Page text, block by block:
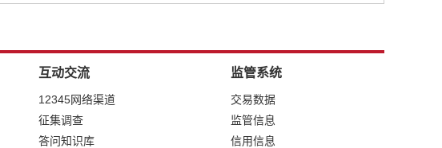
互动交流
12345网络渠道
征集调查
答问知识库
监管系统
交易数据
监管信息
信用信息